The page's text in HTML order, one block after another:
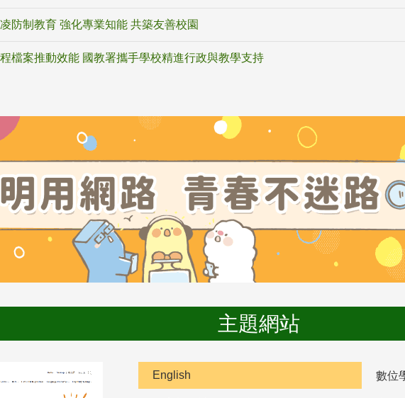
防制教育 強化專業知能 共築友善校園
檔案推動效能 國教署攜手學校精進行政與教學支持
主題網站
English 數位